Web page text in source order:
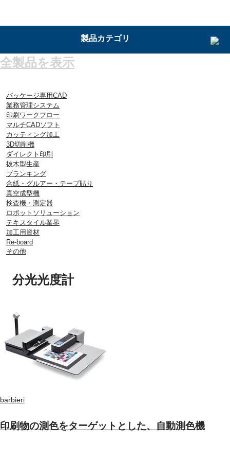
製品カテゴリ
ジャンルを選択
全製品を表示
パッケージ専用CAD
業務管理システム
印刷ワークフロー
マルチCADソフト
カッティング加工
3D切削機
ダイレクト印刷
抜木型生産
ブランキング
合紙・グルアー・テープ貼り
真空成型機
検査機・測定器
ロボットソリューション
テキスタイル業界
加工用資材
Re-board
その他
分光光度計
barbieri
印刷物の測色をターゲットとした、自動測色機